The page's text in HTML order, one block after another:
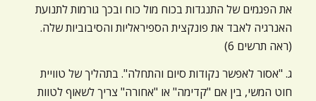
את הפגמים של התנגדות בכוח מול כוח ובכך גורמות לתנועת
האנרגיה לאבד את פונקצית הספיראליות והסיבוביות שלה.
(ראה תרשים 6)
ג. "אסור לאפשר נקודות סיום והתחלה". בתהליך של טוויית
חוט המשי, בין אם "קדימה" או "אחורה" צריך לשאוף לטוות